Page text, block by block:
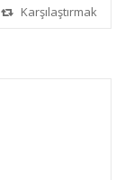
Karşılaştırmak